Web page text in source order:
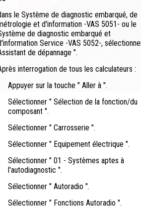
le Système de diagnostic embarqué, de
et d'information -VAS 5051- ou le
de diagnostic embarqué et
Service -VAS 5052-,
de dépannage ".
interrogation de tous les calculateurs :
Appuyer sur la touche " Aller à ".
Sélectionner " Sélection de la fonction/du
composant ".
Sélectionner " Carrosserie ".
Sélectionner " Equipement électrique ".
Sélectionner " 01 - Systèmes aptes à
l'autodiagnostic ".
Sélectionner " Autoradio ".
Sélectionner " Fonctions Autoradio ".